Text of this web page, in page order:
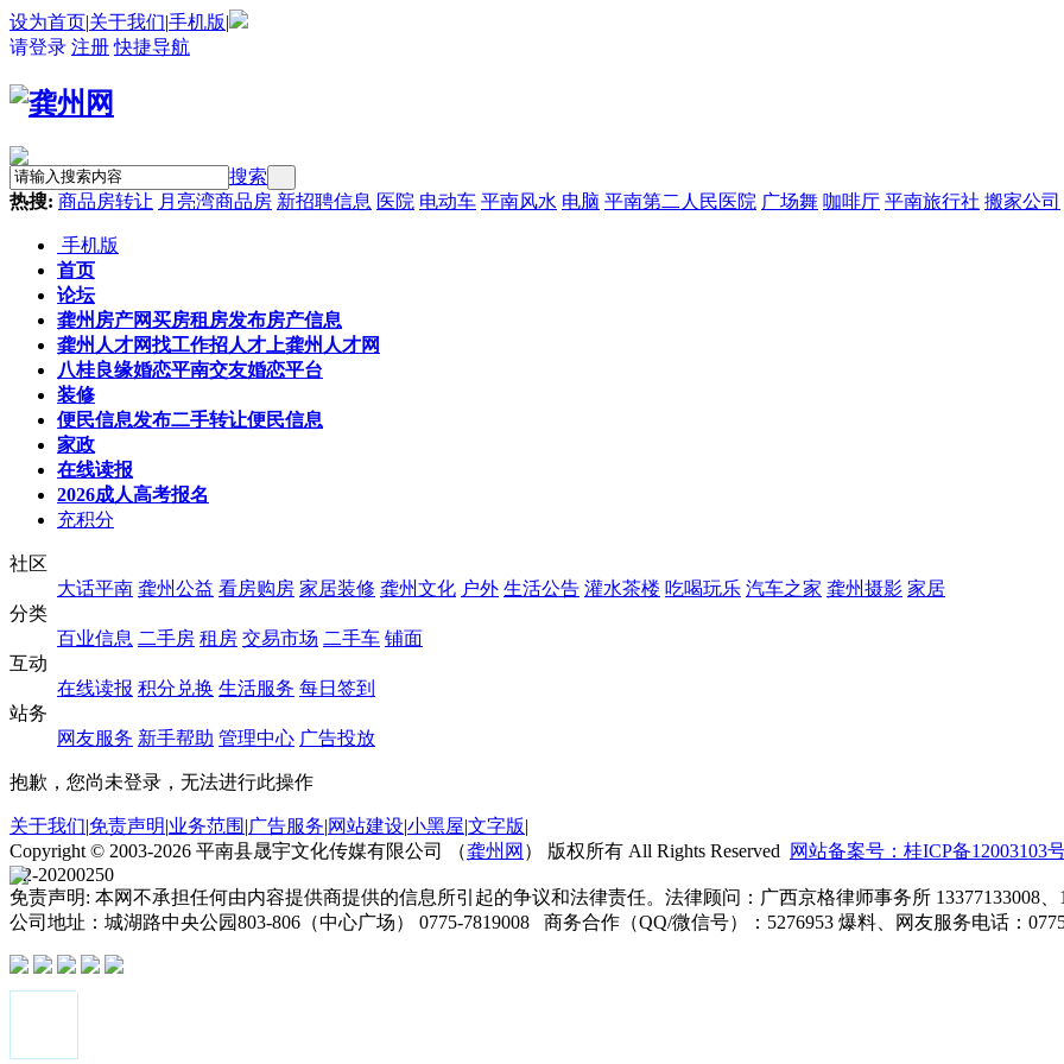
设为首页|关于我们|手机版|
请登录 注册 快捷导航
搜索
热搜: 商品房转让 月亮湾商品房 新招聘信息 医院 电动车 平南风水 电脑 平南第二人民医院 广场舞 咖啡厅 平南旅行社 搬家公司
手机版
首页
论坛
龚州房产网买房租房发布房产信息
龚州人才网找工作招人才上龚州人才网
八桂良缘婚恋平南交友婚恋平台
装修
便民信息发布二手转让便民信息
家政
在线读报
2026成人高考报名
充积分
社区
大话平南 龚州公益 看房购房 家居装修 龚州文化 户外 生活公告 灌水茶楼 吃喝玩乐 汽车之家 龚州摄影 家居
分类
百业信息 二手房 租房 交易市场 二手车 铺面
互动
在线读报 积分兑换 生活服务 每日签到
站务
网友服务 新手帮助 管理中心 广告投放
抱歉，您尚未登录，无法进行此操作
关于我们|免责声明|业务范围 |广告服务|网站建设|小黑屋|文字版|
Copyright © 2003-2026 平南县晟宇文化传媒有限公司 （龚州网 ） 版权所有 All Rights Reserved
网站备案号：桂ICP备12003103
B2-20200250
免责声明: 本网不承担任何由内容提供商提供的信息所引起的争议和法律责任。法律顾问：广西京格律师事务所 13377133008、
公司地址：城湖路中央公园803-806（中心广场） 0775-7819008 商务合作（QQ/微信号）：5276953 爆料、网友服务电话：